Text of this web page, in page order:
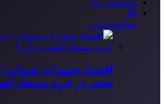
جستجو برای
10
مقالهمحبوب
اقتصاد تجهیزات
معتبر در خرید سمعک